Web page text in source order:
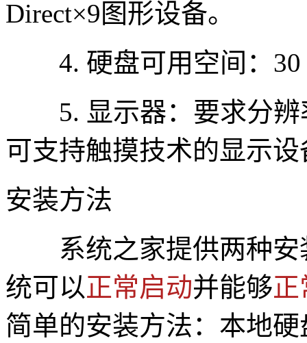
Direct×9图形设备。
4. 硬盘可用空间：30
5. 显示器：要求分辨
可支持触摸技术的显示设
安装方法
系统之家提供两种
统可以正常启动并能够正
简单的安装方法：本地